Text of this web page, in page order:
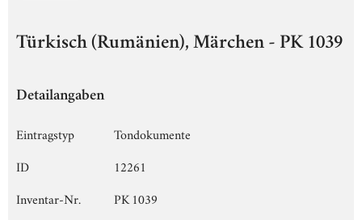
Türkisch (Rumänien), Märchen - PK 1039
Detailangaben
Eintragstyp
Tondokumente
ID
12261
Inventar-Nr.
PK 1039